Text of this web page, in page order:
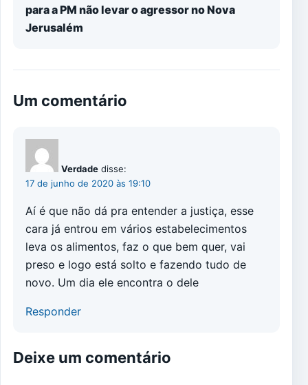
para a PM não levar o agressor no Nova
Jerusalém
Um comentário
Verdade disse:
17 de junho de 2020 às 19:10
Aí é que não dá pra entender a justiça, esse
cara já entrou em vários estabelecimentos
leva os alimentos, faz o que bem quer, vai
preso e logo está solto e fazendo tudo de
novo. Um dia ele encontra o dele
Responder
Deixe um comentário